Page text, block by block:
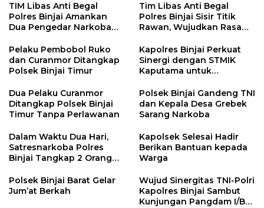
TIM Libas Anti Begal
Polres Binjai Amankan
Dua Pengedar Narkoba
Tim Libas Anti Begal
Polres Binjai Sisir Titik
Rawan, Wujudkan Rasa
Pelaku Pembobol Ruko
dan Curanmor Ditangkap
Polsek Binjai Timur
Kapolres Binjai Perkuat
Sinergi dengan STMIK
Kaputama untuk
AI
Dua Pelaku Curanmor
Ditangkap Polsek Binjai
Timur Tanpa Perlawanan
Polsek Binjai Gandeng TNI
dan Kepala Desa Grebek
Sarang Narkoba
Dalam Waktu Dua Hari,
Satresnarkoba Polres
Binjai Tangkap 2 Orang
Binjai
Kapolsek Selesai Hadir
Berikan Bantuan kepada
Warga
Polsek Binjai Barat Gelar
Jum’at Berkah
Wujud Sinergitas TNI-Polri
Kapolres Binjai Sambut
Kunjungan Pangdam I/BB